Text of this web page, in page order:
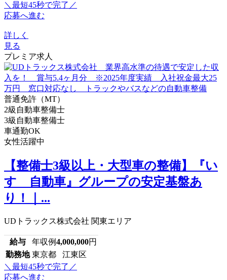
＼最短45秒で完了／
応募へ進む
詳しく
見る
プレミア求人
普通免許（MT）
2級自動車整備士
3級自動車整備士
車通勤OK
女性活躍中
【整備士3級以上・大型車の整備】『い
すゞ自動車』グループの安定基盤あ
り！｜...
UDトラックス株式会社 関東エリア
給与 年収例4,000,000円
勤務地 東京都 江東区
＼最短45秒で完了／
応募へ進む